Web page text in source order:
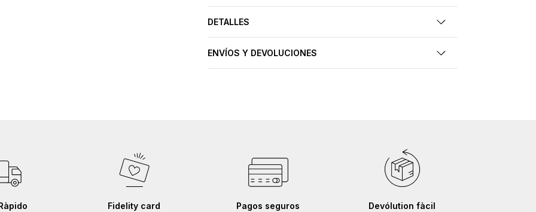
DETALLES
ENVÍOS Y DEVOLUCIONES
Fidelity card Pagos seguros Devólution fàcil